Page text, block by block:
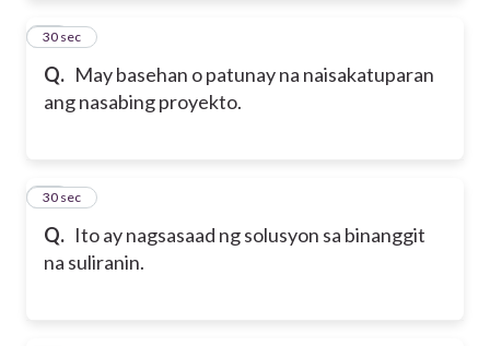
Q. May basehan o patunay na naisakatuparan
ang nasabing proyekto.
28
30 sec
Q. Ito ay nagsasaad ng solusyon sa binanggit
na suliranin.
29
30 sec